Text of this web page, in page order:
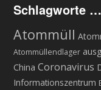
Schlagworte …
Atommüll
Atommüllendlager
China Coronavirus
Informationszentrum